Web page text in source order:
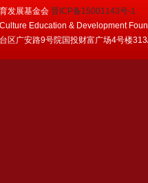
发展基金会 晋ICP备15001143号-1
Education & Development
区广安路9号院国投财富广场4号楼